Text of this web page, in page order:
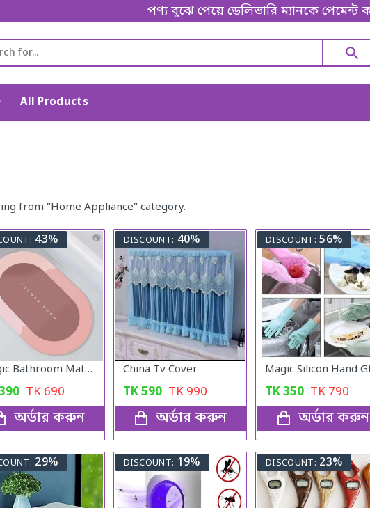
পণ্য বুঝে পেয়ে ডেলিভারি ম্যানকে পেমেন্ট
All Products
from "Home Appliance" category.
43%
Magic Bathroom Mat | Non-Sliper
TK690
অর্ডার করুন
DISCOUNT: 40%
China Tv Cover
TK590 TK990
অর্ডার করুন
DISCOUNT: 56%
TK350 TK790
অর্ডার করুন
29% DISCOUNT: 19% DISCOUNT: 23%